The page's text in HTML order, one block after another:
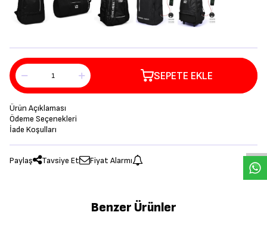
SEPETE EKLE
Ürün Açıklaması
Ödeme Seçenekleri
İade Koşulları
Paylaş Tavsiye Et Fiyat Alarmı
Benzer Ürünler